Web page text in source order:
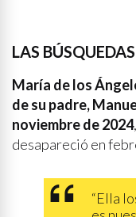
LAS BÚSQUEDAS
María de los
de su padre,
noviembre de 2024
desapareció en
“Ella